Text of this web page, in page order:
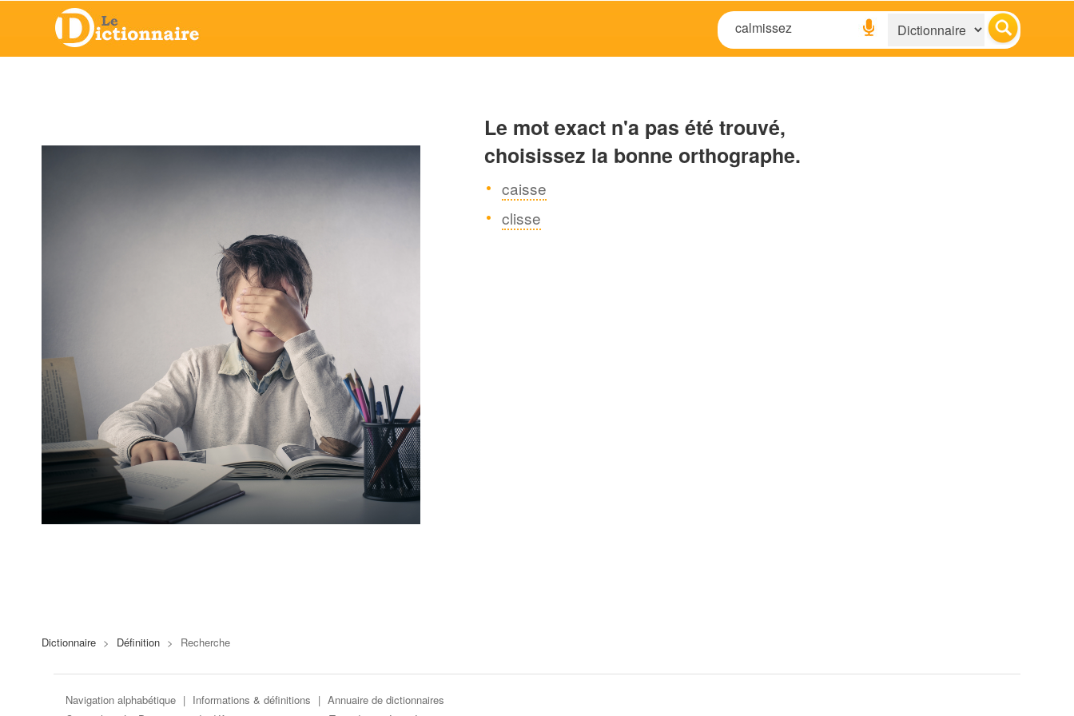
Le mot exact n'a pas été trouvé,
choisissez la bonne orthographe.
caisse
clisse
Dictionnaire > Définition > Recherche
Navigation alphabétique | Informations & définitions | Annuaire de dictionnaires